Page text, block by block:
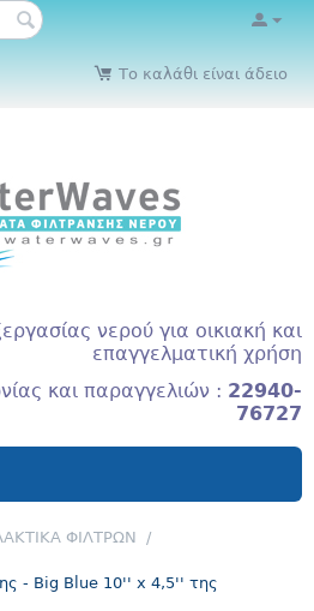
Το καλάθι είναι άδειο
νερού για οικιακή και
επαγγελματική χρήση
και παραγγελιών : 22940-
76727
ΦΙΛΤΡΩΝ
/
- Big Blue 10'' x 4,5'' της